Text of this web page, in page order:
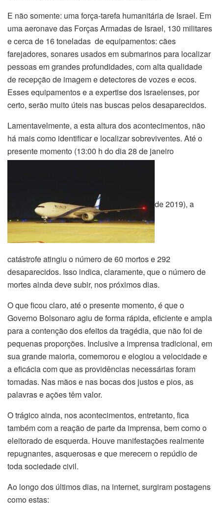
E não somente: uma força-tarefa humanitária de Israel. Em
uma aeronave das Forças Armadas de Israel, 130 militares
e cerca de 16 toneladas de equipamentos: cães
farejadores, sonares usados em submarinos para localizar
pessoas em grandes profundidades, com alta qualidade
de recepção de imagem e detectores de vozes e ecos.
Esses equipamentos e a expertise dos israelenses, por
certo, serão muito úteis nas buscas pelos desaparecidos.
Lamentavelmente, a esta altura dos acontecimentos, não
há mais como identificar e localizar sobreviventes. Até o
presente momento (13:00 h do dia 28 de janeiro
de 2019), a
catástrofe atingiu o número de 60 mortos e 292
desaparecidos. Isso indica, claramente, que o número de
mortes ainda deve subir, nos próximos dias.
O que ficou claro, até o presente momento, é que o
Governo Bolsonaro agiu de forma rápida, eficiente e ampla
para a contenção dos efeitos da tragédia, que não foi de
pequenas proporções. Inclusive a imprensa tradicional, em
sua grande maioria, comemorou e elogiou a velocidade e
a eficácia com que as providências necessárias foram
tomadas. Nas mãos e nas bocas dos justos e pios, as
palavras e ações têm valor.
O trágico ainda, nos acontecimentos, entretanto, fica
também com a reação de parte da imprensa, bem como o
eleitorado de esquerda. Houve manifestações realmente
repugnantes, asquerosas e que merecem o repúdio de
toda sociedade civil.
Ao longo dos últimos dias, na internet, surgiram postagens
como estas: